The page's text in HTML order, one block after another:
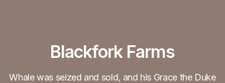
Blackfork Farms
Whale was seized and sold, and his Grace the Duke